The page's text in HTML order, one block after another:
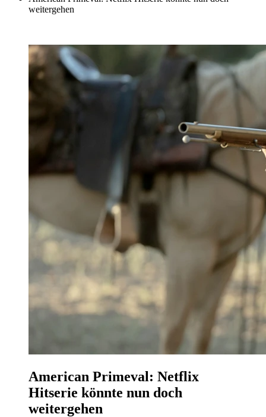
weitergehen
American Primeval: Netflix
Hitserie könnte nun doch
weitergehen